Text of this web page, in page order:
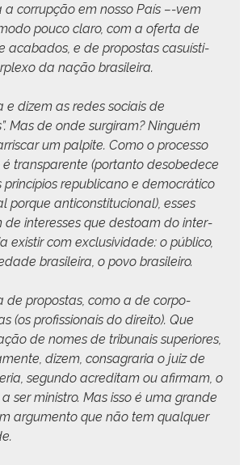
cor­rupção em nos­so País –-vem
pouco claro, com a ofer­ta de
acaba­dos, e de pro­postas casuís­ti­
da nação brasileira.
e dizem as redes soci­ais de
Mas de onde sur­gi­ram? Ninguém
um pal­pite. Como o proces­so
trans­par­ente (por­tan­to des­obe­dece
repub­li­cano e democráti­co
porque anti­con­sti­tu­cional), ess­es
de inter­ess­es que destoam do inter­
exi­s­tir com exclu­sivi­dade: o públi­co,
brasileira, o povo brasileiro.
de pro­postas, como a de cor­po­
(os profis­sion­ais do dire­ito). Que
de nomes de tri­bunais supe­ri­ores,
dizem, con­sagraria o juiz de
segun­do acred­i­tam ou afir­mam, o
ser min­istro. Mas isso é uma grande
argu­men­to que não tem qual­quer